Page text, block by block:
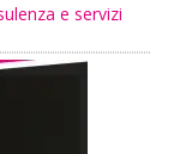
e servizi